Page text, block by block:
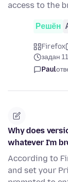
access to the
Решён
Firefox
задан
Paul
Why does
whatever I'm
According to
and set your